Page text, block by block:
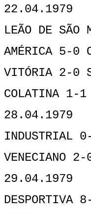
22.04.1979
LEÃO DE SÃO
AMÉRICA 5-0
VITÓRIA 2-0
COLATINA 1-1
28.04.1979
INDUSTRIAL
VENECIANO 2-
29.04.1979
DESPORTIVA